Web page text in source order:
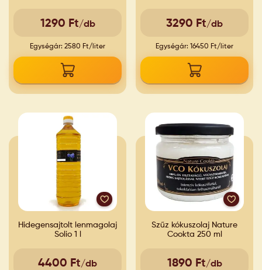
1290 Ft/db
Egységár: 2580 Ft/liter
3290 Ft/db
Egységár: 16450 Ft/liter
Hidegensajtolt lenmagolaj
Solio 1 l
4400 Ft/db
Szűz kókuszolaj Nature
Cookta 250 ml
1890 Ft/db